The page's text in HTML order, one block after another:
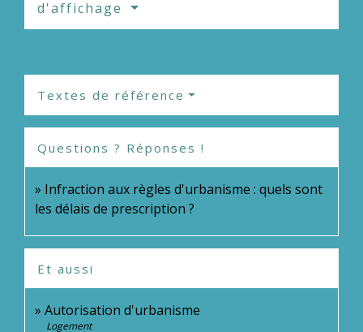
d'affichage
Textes de référence
Questions ? Réponses !
Infraction aux règles d'urbanisme : quels sont
les délais de prescription ?
Et aussi
Autorisation d'urbanisme
Logement